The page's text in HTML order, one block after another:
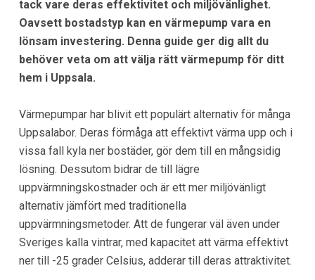
tack vare deras effektivitet och miljövänlighet.
Oavsett bostadstyp kan en värmepump vara en
lönsam investering. Denna guide ger dig allt du
behöver veta om att välja rätt värmepump för ditt
hem i Uppsala.
Värmepumpar har blivit ett populärt alternativ för många
Uppsalabor. Deras förmåga att effektivt värma upp och i
vissa fall kyla ner bostäder, gör dem till en mångsidig
lösning. Dessutom bidrar de till lägre
uppvärmningskostnader och är ett mer miljövänligt
alternativ jämfört med traditionella
uppvärmningsmetoder. Att de fungerar väl även under
Sveriges kalla vintrar, med kapacitet att värma effektivt
ner till -25 grader Celsius, adderar till deras attraktivitet.